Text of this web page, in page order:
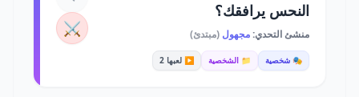
النحس يرافقك؟
منشئ التحدي:مجهول (مبتدئ)
🎭 شخصية 📁 الشخصية ▶️ لعبها 2
⚔️